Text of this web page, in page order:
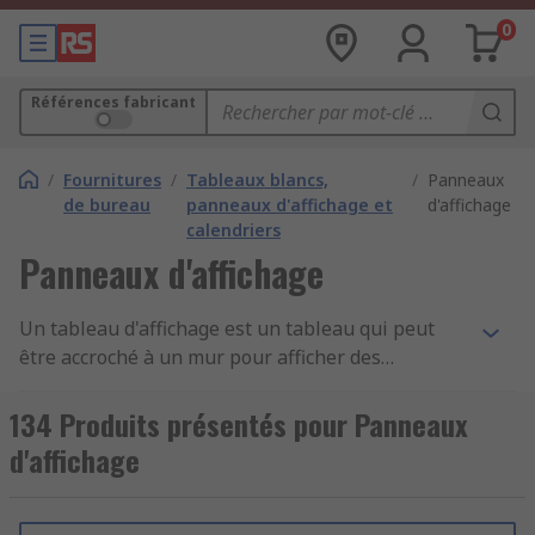
0
Références fabricant
/ Fournitures
de bureau
/ Tableaux blancs,
panneaux d'affichage et
calendriers
/ Panneaux
d'affichage
Panneaux d'affichage
Un tableau d'affichage est un tableau qui peut
être accroché à un mur pour afficher des
bulletins, ou pour conserver des notes ou des
rappels. Ils sont souvent fabriqués en liège ou en
feutre avec un cadre en aluminium ou en bois.
également disponibles et peuvent être utilisés à
134 Produits présentés pour Panneaux
d'affichage